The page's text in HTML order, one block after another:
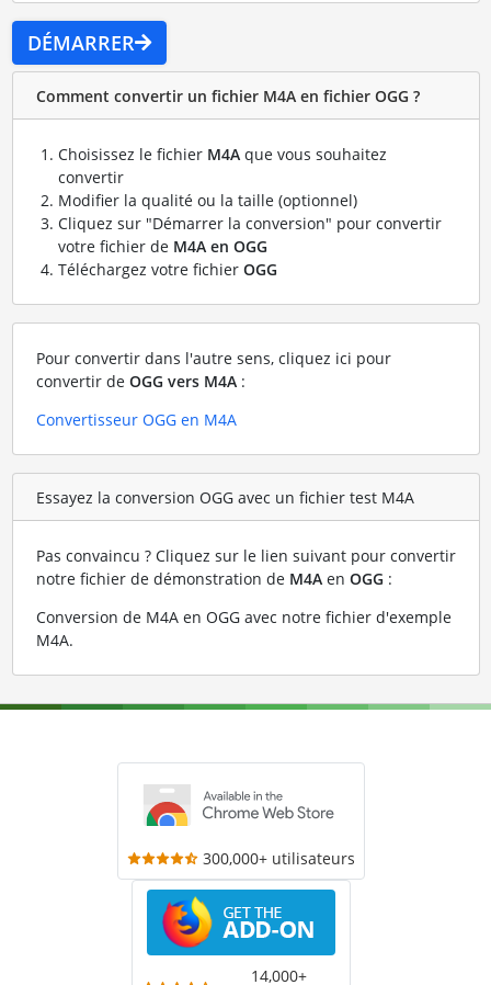
DÉMARRER
Comment convertir un fichier M4A en fichier OGG ?
Choisissez le fichier M4Aque vous souhaitez
convertir
Modifier la qualité ou la taille (optionnel)
Cliquez sur "Démarrer la conversion" pour convertir
votre fichier de M4A en OGG
Téléchargez votre fichier OGG
Pour convertir dans l'autre sens, cliquez ici pour
convertir de OGG vers M4A:
Convertisseur OGG en M4A
Essayez la conversion OGG avec un fichier test M4A
Pas convaincu ? Cliquez sur le lien suivant pour convertir
notre fichier de démonstration de M4Aen OGG :
Conversion de M4A en OGG avec notre fichier d'exemple
M4A.
300,000+ utilisateurs
14,000+